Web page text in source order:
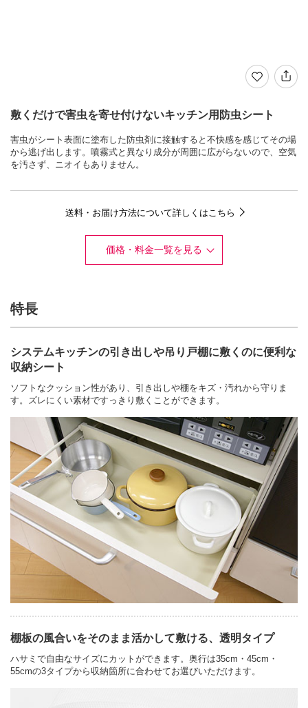
敷くだけで害虫を寄せ付けないキッチン用防虫シート
害虫がシート表面に塗布した防虫剤に接触すると不快感を感じてその場
から逃げ出します。噴霧式と異なり成分が周囲に広がらないので、空気
を汚さず、ニオイもありません。
送料・お届け方法について詳しくはこちら
価格・料金一覧を見る
特長
システムキッチンの引き出しや吊り戸棚に敷くのに便利な
収納シート
ソフトなクッション性があり、引き出しや棚をキズ・汚れから守りま
す。ズレにくい素材ですっきり敷くことができます。
棚板の風合いをそのまま活かして敷ける、透明タイプ
ハサミで自由なサイズにカットができます。奥行は35cm・45cm・
55cmの3タイプから収納箇所に合わせてお選びいただけます。